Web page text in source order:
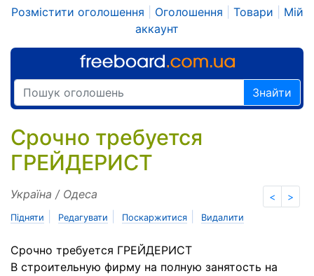
Розмістити оголошення Оголошення Товари
Мій
аккаунт
Знайти
Срочно требуется
ГРЕЙДЕРИСТ
< >
Україна / Одеса
Підняти Редагувати Поскаржитися Видалити
Срочно требуется ГРЕЙДЕРИСТ
В строительную фирму на полную занятость на